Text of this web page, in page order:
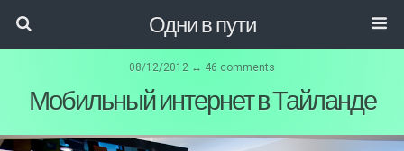
Одни в пути
08/12/2012 ↔ 46 comments
Мобильный интернет в Тайланде